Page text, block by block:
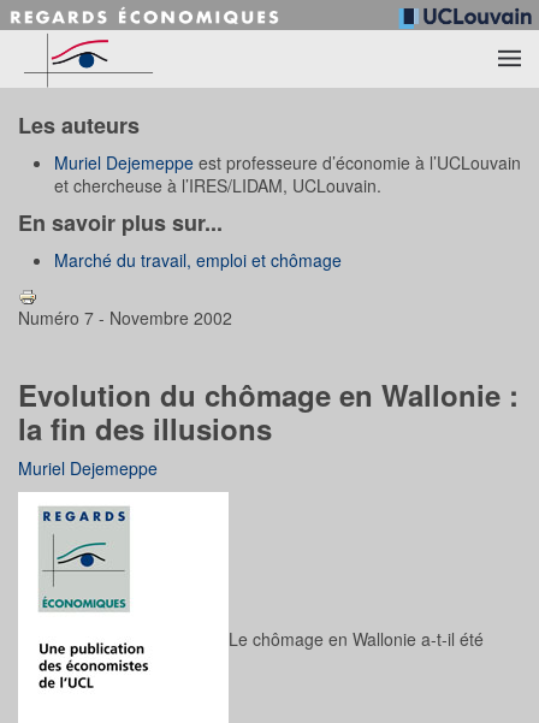
Accéder au contenu principal
Les auteurs
Muriel Dejemeppe est professeure d’économie à l’UCLouvain
et chercheuse à l’IRES/LIDAM, UCLouvain.
En savoir plus sur...
Marché du travail, emploi et chômage
Numéro 7 - Novembre 2002
Evolution du chômage en Wallonie :
la fin des illusions
Muriel Dejemeppe
Le chômage en Wallonie a-t-il été